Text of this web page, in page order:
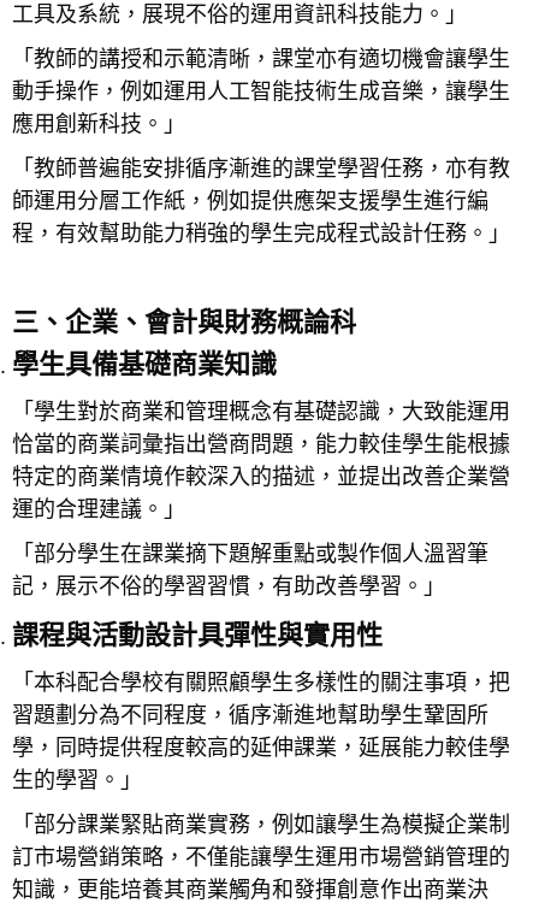
工具及系統，展現不俗的運用資訊科技能力。」
「教師的講授和示範清晰，課堂亦有適切機會讓學生
動手操作，例如運用人工智能技術生成音樂，讓學生
應用創新科技。」
「教師普遍能安排循序漸進的課堂學習任務，亦有教
師運用分層工作紙，例如提供應架支援學生進行編
程，有效幫助能力稍強的學生完成程式設計任務。」
三、企業、會計與財務概論科
學生具備基礎商業知識
「學生對於商業和管理概念有基礎認識，大致能運用
恰當的商業詞彙指出營商問題，能力較佳學生能根據
特定的商業情境作較深入的描述，並提出改善企業營
運的合理建議。」
「部分學生在課業摘下題解重點或製作個人溫習筆
記，展示不俗的學習習慣，有助改善學習。」
課程與活動設計具彈性與實用性
「本科配合學校有關照顧學生多樣性的關注事項，把
習題劃分為不同程度，循序漸進地幫助學生鞏固所
學，同時提供程度較高的延伸課業，延展能力較佳學
生的學習。」
「部分課業緊貼商業實務，例如讓學生為模擬企業制
訂市場營銷策略，不僅能讓學生運用市場營銷管理的
知識，更能培養其商業觸角和發揮創意作出商業決